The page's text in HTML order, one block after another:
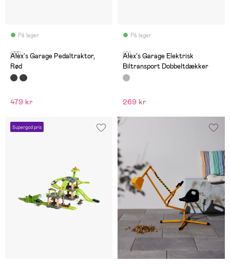
På lager
(33)
Alex's Garage Pedaltraktor,
Rød
479 kr
På lager
(0)
Alex's Garage Elektrisk
Biltransport Dobbeltdækker
269 kr
Supergod pris